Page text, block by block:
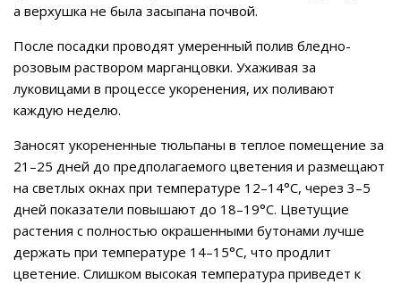
а верхушка не была засыпана почвой.
После посадки проводят умеренный полив бледно-
розовым раствором марганцовки. Ухаживая за
луковицами в процессе укоренения, их поливают
каждую неделю.
Заносят укорененные тюльпаны в теплое помещение за
21–25 дней до предполагаемого цветения и размещают
на светлых окнах при температуре 12–14°C, через 3–5
дней показатели повышают до 18–19°C. Цветущие
растения с полностью окрашенными бутонами лучше
держать при температуре 14–15°C, что продлит
цветение. Слишком высокая температура приведет к